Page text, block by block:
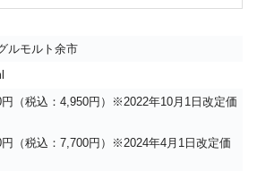
ルモルト余市
（税込：4,950円）※2022年10月1日改定価
（税込：7,700円）※2024年4月1日改定価